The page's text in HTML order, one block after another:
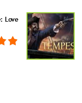
Love